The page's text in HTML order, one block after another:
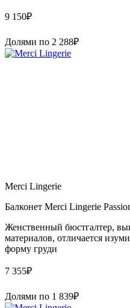
9 150₽
Долями по 2 288₽
Merci Lingerie
Балконет Merci Lingerie
Женственный бюстгалтер,
материалов, отличается
форму груди
7 355₽
Долями по 1 839₽